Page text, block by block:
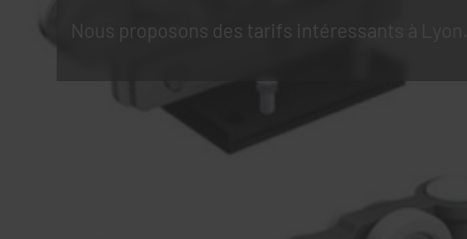
Nous proposons des tarifs intéressants à Lyon.